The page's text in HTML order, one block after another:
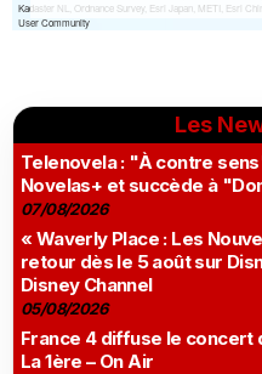
Les
Telenovela : "À contre
Novelas+ et succède à
07/08/2026
« Waverly Place : Les
retour dès le 5 août sur
Disney Channel
05/08/2026
France 4 diffuse le concert
La 1ère – On Air